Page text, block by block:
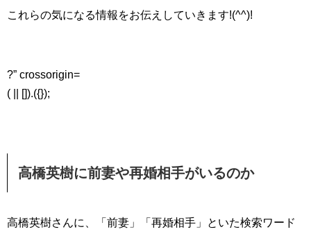
これらの気になる情報をお伝えしていきます!(^^)!
?” crossorigin=
( || []).({});
高橋英樹に前妻や再婚相手がいるのか
高橋英樹さんに、「前妻」「再婚相手」といた検索ワード